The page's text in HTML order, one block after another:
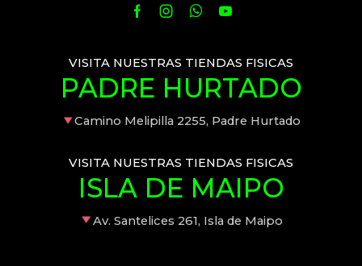
VISITA NUESTRAS TIENDAS FISICAS
PADRE HURTADO
Camino Melipilla 2255, Padre Hurtado
VISITA NUESTRAS TIENDAS FISICAS
ISLA DE MAIPO
Av. Santelices 261, Isla de Maipo